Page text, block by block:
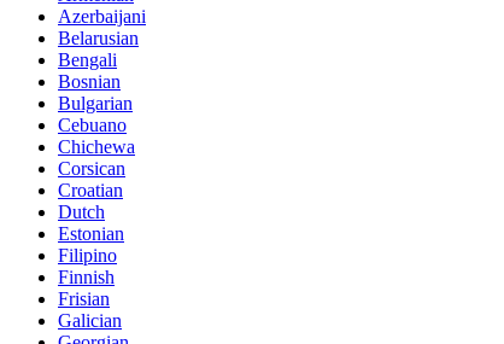
Azerbaijani
Belarusian
Bengali
Bosnian
Bulgarian
Cebuano
Chichewa
Corsican
Croatian
Dutch
Estonian
Filipino
Finnish
Frisian
Galician